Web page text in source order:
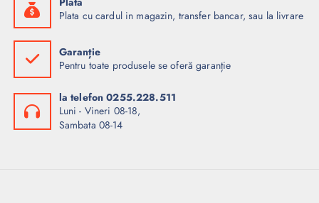
Plata cu cardul in magazin, transfer bancar, sau la livrare
Garanție
Pentru toate produsele se oferă garanție
la telefon 0255.228.511
Luni - Vineri 08-18,
Sambata 08-14